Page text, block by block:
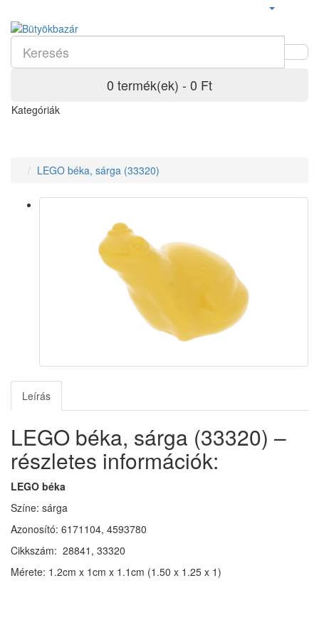
0 termék(ek) - 0 Ft
Kategóriák
LEGO béka, sárga (33320)
Leírás
LEGO béka, sárga (33320) –
részletes információk:
LEGO béka
Színe: sárga
Azonosító: 6171104, 4593780
Cikkszám: 28841, 33320
Mérete: 1.2cm x 1cm x 1.1cm (1.50 x 1.25 x 1)